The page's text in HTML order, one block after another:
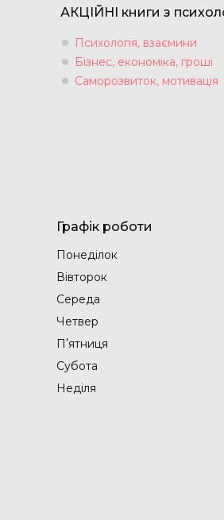
АКЦІЙНІ книги з
Психологія, взаємини
Бізнес, економіка, гроші
Саморозвиток, мотивація
Графік роботи
Понеділок
Вівторок
Середа
Четвер
Пʼятниця
Субота
Неділя